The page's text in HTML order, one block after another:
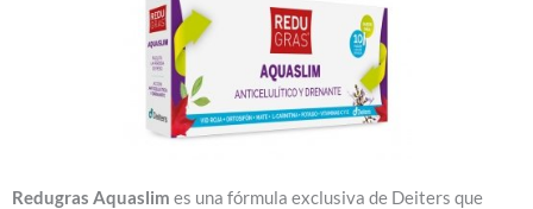
Redugras Aquaslim es una fórmula exclusiva de Deiters que